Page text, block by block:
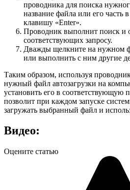
проводника для поиска
название файла или его часть
клавишу «Enter».
Проводник выполнит поиск и
соответствующих запросу.
Дважды щелкните на нужном
или выполнить с ним другие
Таким образом, используя
нужный файл автозагрузки на
установить его в соответствующую
позволит при каждом запуске
загружать выбранный файл и
Видео:
Оцените статью